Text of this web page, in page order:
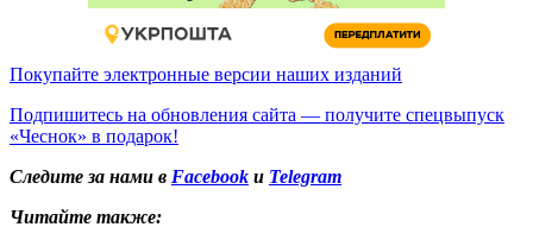
Покупайте электронные версии наших изданий
Подпишитесь на обновления сайта — получите спецвыпуск
«Чеснок» в подарок!
Следите за нами в Facebook и Telegram
Читайте также: